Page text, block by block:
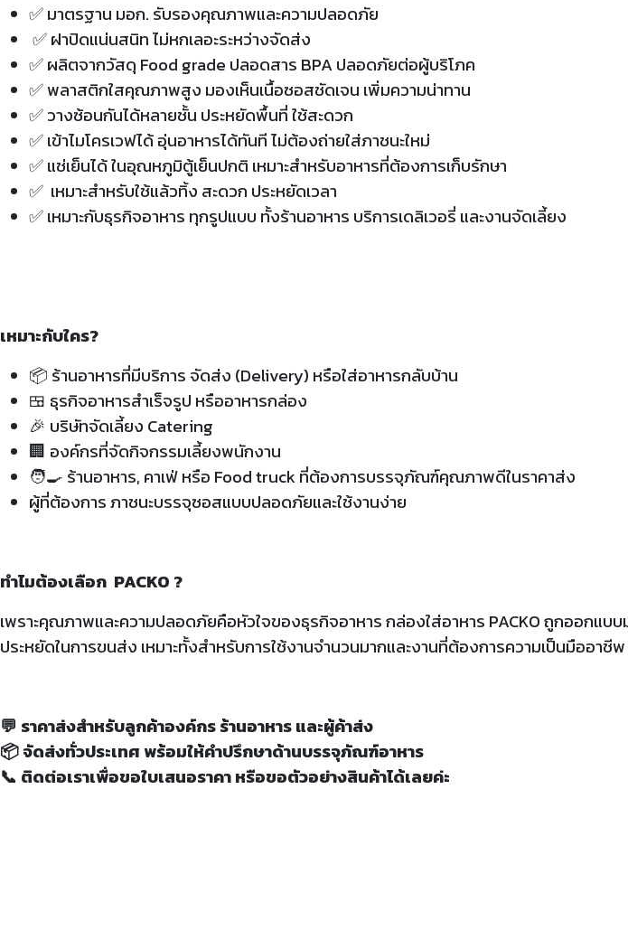
✅มาตรฐาน มอก. รับรองคุณภาพและความปลอดภัย
✅ ฝาปิดแน่นสนิท ไม่หกเลอะระหว่างจัดส่ง
✅ ผลิตจากวัสดุ Food grade ปลอดสาร BPA ปลอดภัยต่อผู้บริโภค
✅ พลาสติกใสคุณภาพสูง มองเห็นเนื้อซอสชัดเจน เพิ่มความน่าทาน
✅วางซ้อนกันได้หลายชั้น ประหยัดพื้นที่ ใช้สะดวก
✅ เข้าไมโครเวฟได้ อุ่นอาหารได้ทันที ไม่ต้องถ่ายใส่ภาชนะใหม่
✅ แช่เย็นได้ ในอุณหภูมิตู้เย็นปกติ เหมาะสำหรับอาหารที่ต้องการเก็บรักษา
✅ เหมาะสำหรับใช้แล้วทิ้ง สะดวก ประหยัดเวลา
✅ เหมาะกับธุรกิจอาหาร ทุกรูปแบบ ทั้งร้านอาหาร บริการเดลิเวอรี่ และงานจัดเลี้ยง
เหมาะกับใคร?
📦 ร้านอาหารที่มีบริการ จัดส่ง (Delivery) หรือใส่อาหารกลับบ้าน
🍱 ธุรกิจอาหารสำเร็จรูป หรืออาหารกล่อง
🎉 บริษัทจัดเลี้ยง Catering
🏢 องค์กรที่จัดกิจกรรมเลี้ยงพนักงาน
🧑‍🍳 ร้านอาหาร, คาเฟ่ หรือ Food truck ที่ต้องการบรรจุภัณฑ์คุณภาพดีในราคาส่ง
ผู้ที่ต้องการ ภาชนะบรรจุซอสแบบปลอดภัยและใช้งานง่าย
ทำไมต้องเลือก PACKO ?
เพราะคุณภาพและความปลอดภัยคือหัวใจของธุรกิจอาหาร กล่องใส่อาหาร PACKO ถูกออกแบ
ประหยัดในการขนส่ง เหมาะทั้งสำหรับการใช้งานจำนวนมากและงานที่ต้องการความเป็นมืออาชีพ
💬 ราคาส่งสำหรับลูกค้าองค์กร ร้านอาหาร และผู้ค้าส่ง
📦 จัดส่งทั่วประเทศ พร้อมให้คำปรึกษาด้านบรรจุภัณฑ์อาหาร
📞 ติดต่อเราเพื่อขอใบเสนอราคา หรือขอตัวอย่างสินค้าได้เลยค่ะ